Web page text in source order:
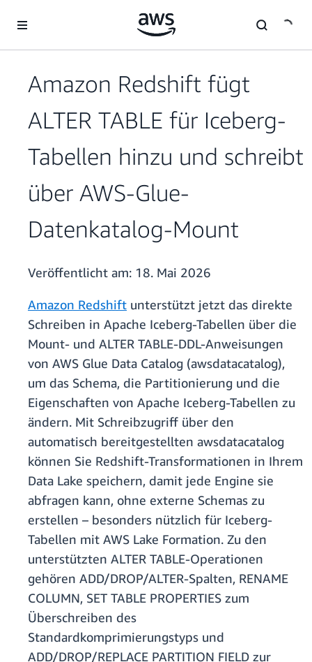
Überspringen zum Hauptinhalt
Amazon Redshift fügt
ALTER TABLE für Iceberg-
Tabellen hinzu und schreibt
über AWS-Glue-
Datenkatalog-Mount
Veröffentlicht am: 18. Mai 2026
Amazon Redshift unterstützt jetzt das direkte
Schreiben in Apache Iceberg-Tabellen über die
Mount- und ALTER TABLE-DDL-Anweisungen
von AWS Glue Data Catalog (awsdatacatalog),
um das Schema, die Partitionierung und die
Eigenschaften von Apache Iceberg-Tabellen zu
ändern. Mit Schreibzugriff über den
automatisch bereitgestellten awsdatacatalog
können Sie Redshift-Transformationen in Ihrem
Data Lake speichern, damit jede Engine sie
abfragen kann, ohne externe Schemas zu
erstellen – besonders nützlich für Iceberg-
Tabellen mit AWS Lake Formation. Zu den
unterstützten ALTER TABLE-Operationen
gehören ADD/DROP/ALTER-Spalten, RENAME
COLUMN, SET TABLE PROPERTIES zum
Überschreiben des
Standardkomprimierungstyps und
ADD/DROP/REPLACE PARTITION FIELD zur